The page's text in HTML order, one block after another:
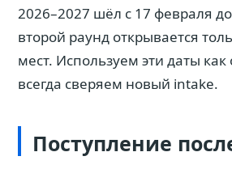
2026–2027 шёл с 17 февраля
второй раунд открывается
мест. Используем эти даты
всегда сверяем новый intake.
Поступление